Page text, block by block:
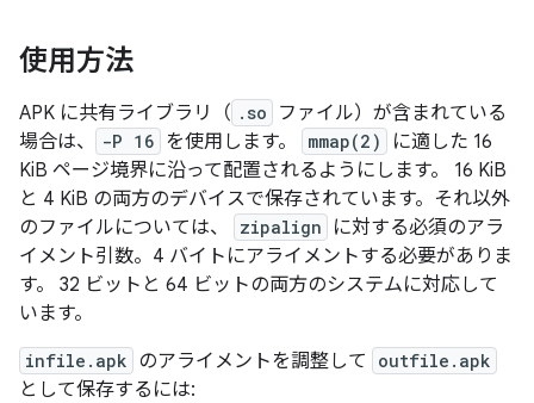
使用方法
APK に共有ライブラリ（ .so
ファイル）が含まれている
場合は、
-P 16 を使用します。 mmap(2)
に適した 16
KiB ページ境界に沿って配置されるようにします。 16 KiB
と 4 KiB の両方のデバイスで保存されています。それ以外
のファイルについては、
zipalign
に対する必須のアラ
イメント引数。4 バイトにアライメントする必要がありま
す。 32 ビットと 64 ビットの両方のシステムに対応して
います。
infile.apk のアライメントを調整して outfile.apk
として保存するには: